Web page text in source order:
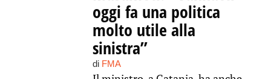
oggi fa una politica
molto utile alla
sinistra”
di FMA